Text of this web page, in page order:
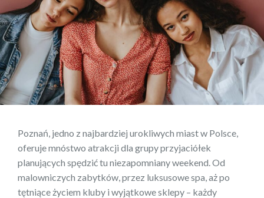
Poznań, jedno z najbardziej urokliwych miast w Polsce,
oferuje mnóstwo atrakcji dla grupy przyjaciółek
planujących spędzić tu niezapomniany weekend. Od
malowniczych zabytków, przez luksusowe spa, aż po
tętniące życiem kluby i wyjątkowe sklepy – każdy